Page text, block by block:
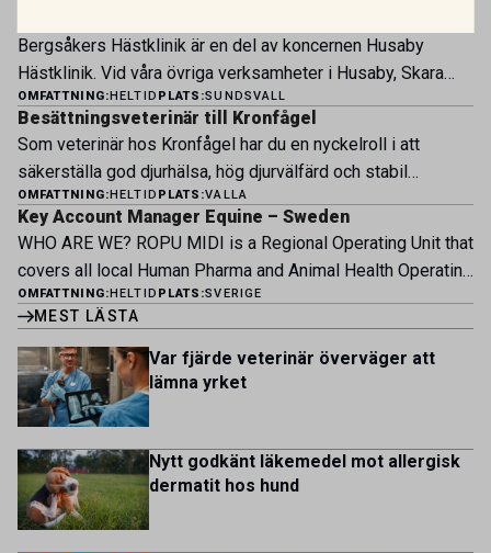
veterinärer med specialistkompetens som vill vara med
och forma vårt nästa kapitel. Hos oss möter du ett
engagerat team, moderna faciliteter och verkliga
möjligheter att bedriva avancerad djursjukvård. Vad vi
erbjuder Särskilt meriterande: […]
Bergsåkers Hästklinik är en del av koncernen Husaby
Hästklinik. Vid våra övriga verksamheter i Husaby, Skara
och Bjertorp jobbar idag ett 60-tal medarbetare. Om kliniken
Bergsåkers Hästklinik bedriver veterinärverksamhet i en
modern klinik vid Bergsåkers travbana, Sundsvall. Vi
erbjuder ett mångfasetterat utbud av undersökningar och
behandlingar i välutrustade lokaler. Vi har cirka 7 500
patienter […]
OMFATTNING: HELTID PLATS:SUNDSVALL
Besättningsveterinär till Kronfågel
Som veterinär hos Kronfågel har du en nyckelroll i att
säkerställa god djurhälsa, hög djurvälfärd och stabil
produktion genom hela värdekedjan. Du arbetar nära våra
kontrakterade uppfödare och tillsammans med kollegor
inom produktion, kläckeri, slakt och kvalitet. Rollen präglas
av proaktivt arbete, kunskapsdelning och kontinuerlig
utveckling, där du bidrar till att stärka svensk
OMFATTNING: HELTID PLATS:VALLA
Key Account Manager Equine – Sweden
WHO ARE WE? ROPU MIDI is a Regional Operating Unit that
covers all local Human Pharma and Animal Health Operating
Units across Belgium, Denmark, Norway, Finland, Greece,
Portugal, Sweden, and The Netherlands. MIDI has a
multicultural and diverse work environment. More than
1.800 employees are striving to work together to improve
lives for patients and […]
OMFATTNING: HELTID PLATS:SVERIGE
MEST LÄSTA
Var fjärde veterinär överväger att
lämna yrket
Nytt godkänt läkemedel mot allergisk
dermatit hos hund